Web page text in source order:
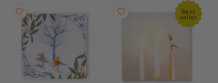
Best
seller